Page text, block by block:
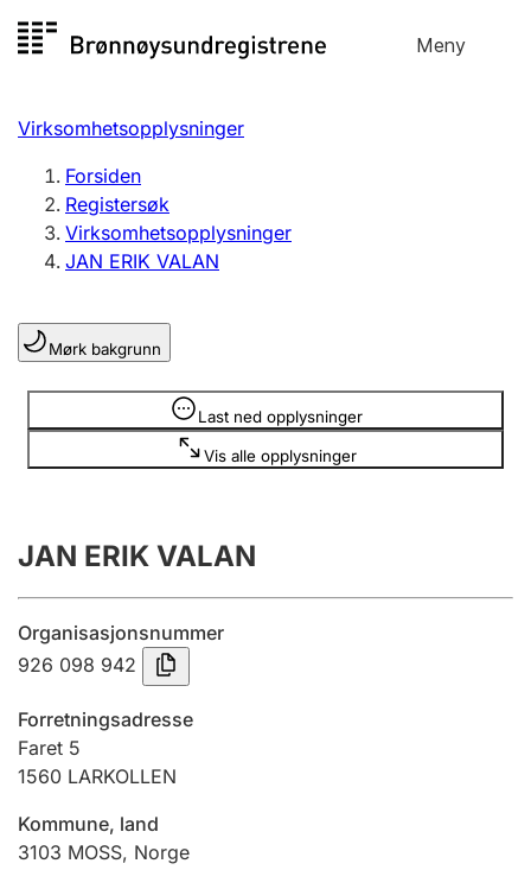
til
Meny
Registersøk
Aksjeselskap
Enkeltpersonforetak
Registrere, endre, slette
Lag og forening
Registrere, endre, slette
Innsending og forsinkelsesgebyr
Jeger
Virksomhetsopplysninger
Forsiden
Registersøk
Virksomhetsopplysninger
JAN ERIK VALAN
Mørk bakgrunn
Last ned opplysninger
Vis alle opplysninger
Opplysninger er skjult
JAN ERIK VALAN
Organisasjonsnummer
926 098 942
Forretningsadresse
Faret 5
1560 LARKOLLEN
Kommune, land
3103 MOSS, Norge